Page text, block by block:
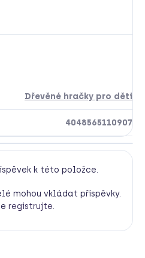
Dřevěné hračky pro děti
4048565110907
k této položce.
mohou vkládat příspěvky.
registrujte.